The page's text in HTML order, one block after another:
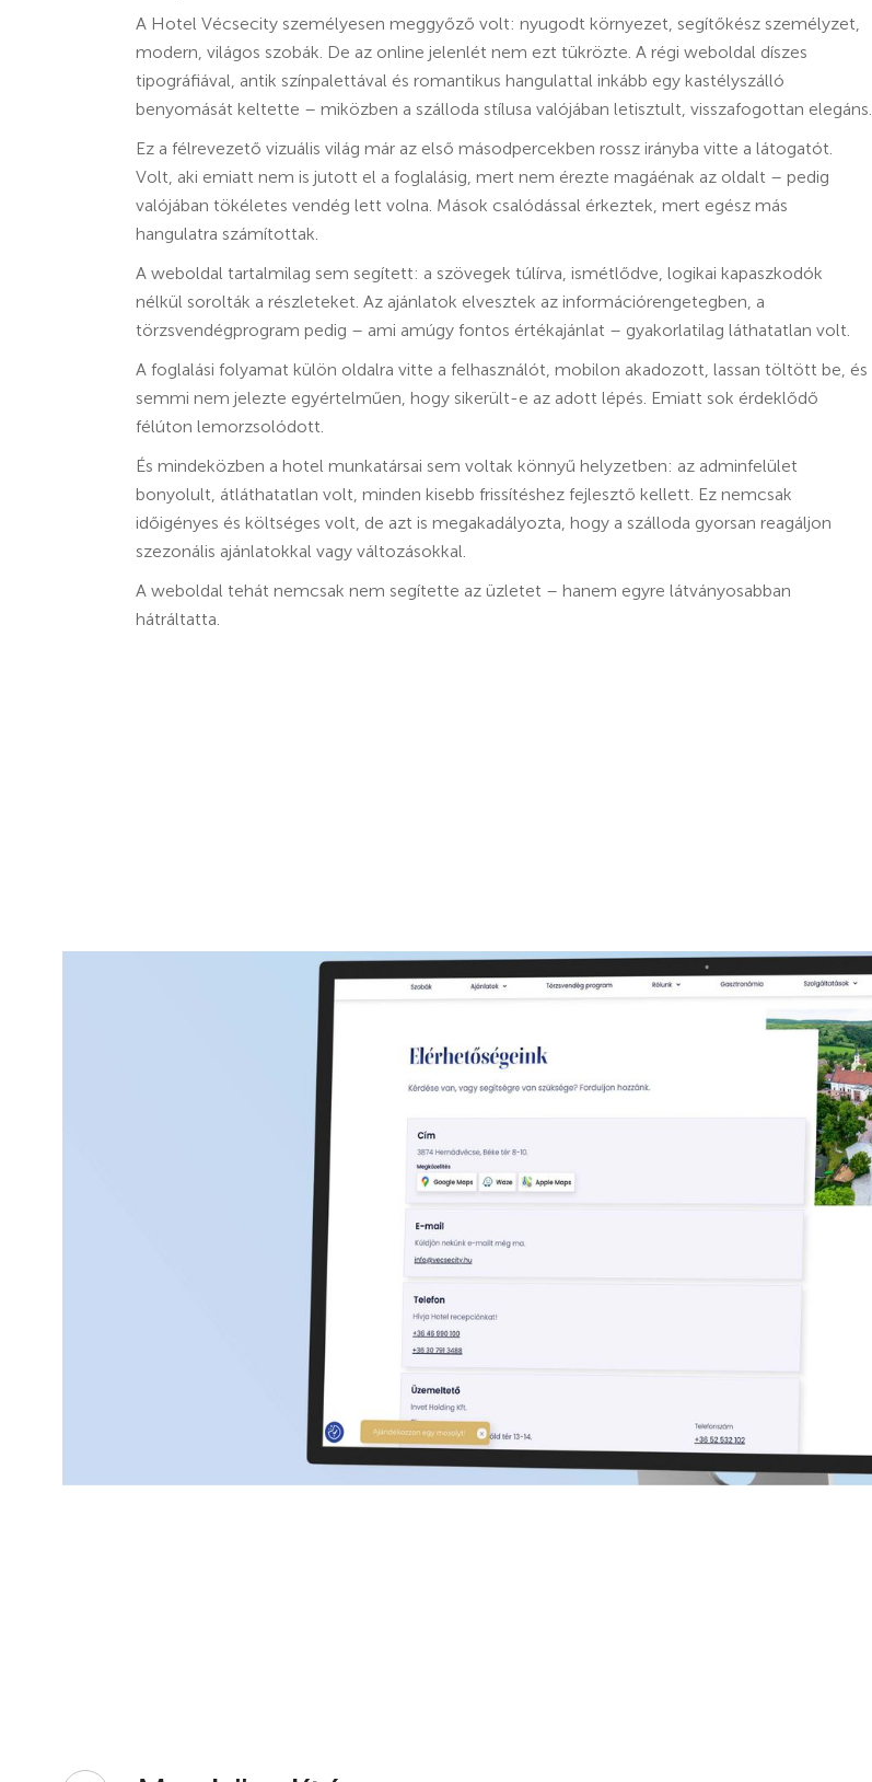
A Hotel Vécsecity személyesen meggyőző volt: nyugodt környezet, segítőkész személyzet,
modern, világos szobák. De az online jelenlét nem ezt tükrözte. A régi weboldal díszes
tipográfiával, antik színpalettával és romantikus hangulattal inkább egy kastélyszálló
benyomását keltette – miközben a szálloda stílusa valójában letisztult, visszafogottan elegáns.
Ez a félrevezető vizuális világ már az első másodpercekben rossz irányba vitte a látogatót.
Volt, aki emiatt nem is jutott el a foglalásig, mert nem érezte magáénak az oldalt – pedig
valójában tökéletes vendég lett volna. Mások csalódással érkeztek, mert egész más
hangulatra számítottak.
A weboldal tartalmilag sem segített: a szövegek túlírva, ismétlődve, logikai kapaszkodók
nélkül sorolták a részleteket. Az ajánlatok elvesztek az információrengetegben, a
törzsvendégprogram pedig – ami amúgy fontos értékajánlat – gyakorlatilag láthatatlan volt.
A foglalási folyamat külön oldalra vitte a felhasználót, mobilon akadozott, lassan töltött be, és
semmi nem jelezte egyértelműen, hogy sikerült-e az adott lépés. Emiatt sok érdeklődő
félúton lemorzsolódott.
És mindeközben a hotel munkatársai sem voltak könnyű helyzetben: az adminfelület
bonyolult, átláthatatlan volt, minden kisebb frissítéshez fejlesztő kellett. Ez nemcsak
időigényes és költséges volt, de azt is megakadályozta, hogy a szálloda gyorsan reagáljon
szezonális ajánlatokkal vagy változásokkal.
A weboldal tehát nemcsak nem segítette az üzletet – hanem egyre látványosabban
hátráltatta.